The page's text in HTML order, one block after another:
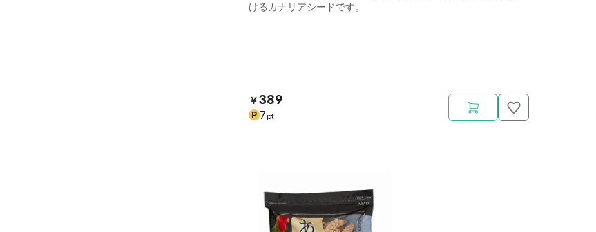
けるカナリアシードです。
￥389
P 7 pt